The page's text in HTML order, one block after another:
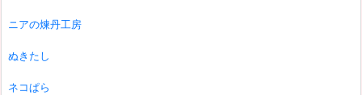
ニアの煉丹工房
ぬきたし
ネコぱら